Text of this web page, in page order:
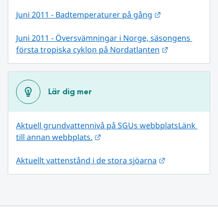
Juni 2011 - Badtemperaturer på gång
Juni 2011 - Översvämningar i Norge, säsongens
första tropiska cyklon på Nordatlanten
Lär dig mer
Aktuell grundvattennivå på SGUs webbplatsLänk
till annan webbplats.
Aktuellt vattenstånd i de stora sjöarna